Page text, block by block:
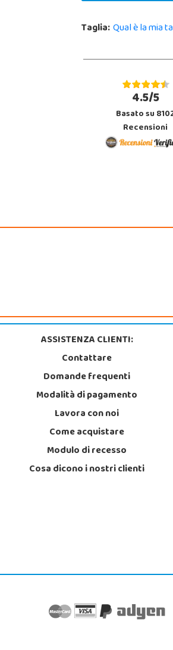
Taglia:Qual è la mia
4.5/5
Basato su
Recensioni
ASSISTENZA CLIENTI:
Contattare
Domande frequenti
Modalità di pagamento
Lavora con noi
Come acquistare
Modulo di recesso
Cosa dicono i nostri clienti